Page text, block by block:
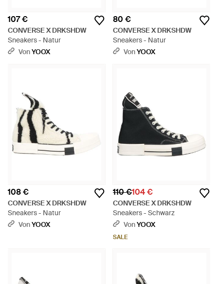
107 €
CONVERSE X DRKSHDW
Sneakers - Natur
VonYOOX
80 €
CONVERSE X DRKSHDW
Sneakers - Natur
VonYOOX
108 €
CONVERSE X DRKSHDW
Sneakers - Natur
VonYOOX
110 €104 €
CONVERSE X DRKSHDW
Sneakers - Schwarz
VonYOOX
SALE